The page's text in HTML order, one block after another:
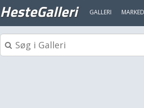
HesteGalleri GALLERI MARKED